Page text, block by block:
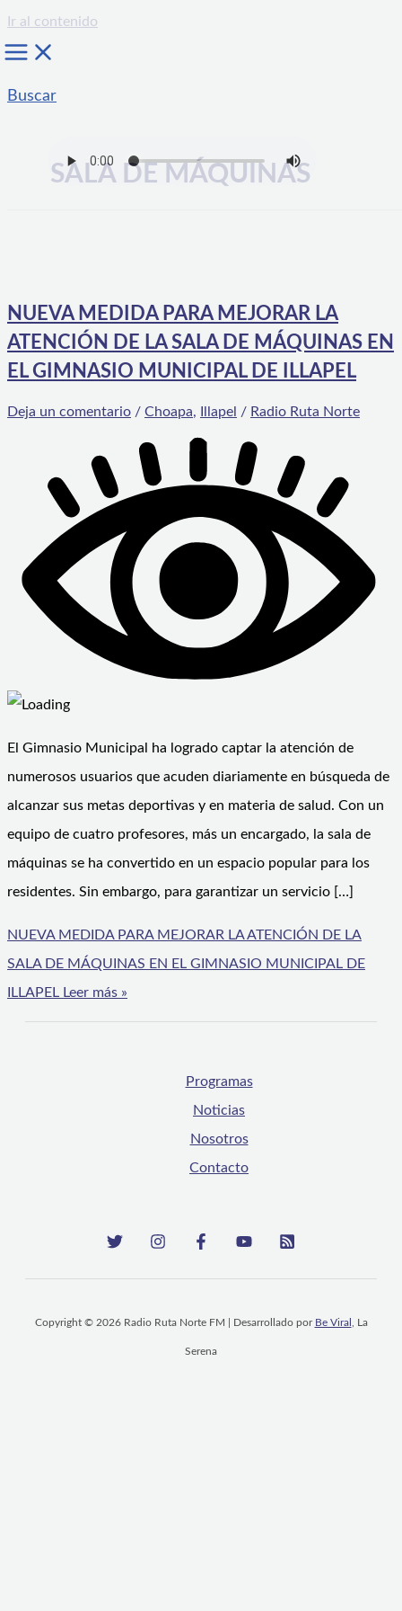
Ir al contenido
Buscar
SALA DE MÁQUINAS
NUEVA MEDIDA PARA MEJORAR LA
ATENCIÓN DE LA SALA DE MÁQUINAS EN
EL GIMNASIO MUNICIPAL DE ILLAPEL
Deja un comentario / Choapa, Illapel / Radio Ruta Norte
El Gimnasio Municipal ha logrado captar la atención de
numerosos usuarios que acuden diariamente en búsqueda de
alcanzar sus metas deportivas y en materia de salud. Con un
equipo de cuatro profesores, más un encargado, la sala de
máquinas se ha convertido en un espacio popular para los
residentes. Sin embargo, para garantizar un servicio […]
NUEVA MEDIDA PARA MEJORAR LA ATENCIÓN DE LA
SALA DE MÁQUINAS EN EL GIMNASIO MUNICIPAL DE
ILLAPEL Leer más »
Programas
Noticias
Nosotros
Contacto
Copyright © 2026 Radio Ruta Norte FM | Desarrollado por Be Viral , La
Serena